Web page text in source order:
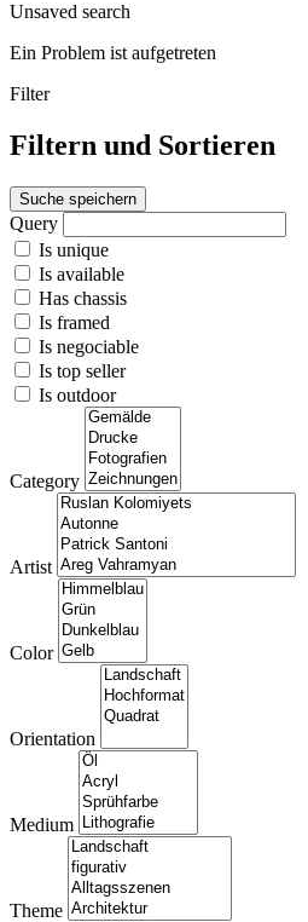
Unsaved search
Ein Problem ist aufgetreten
Filter
Filtern und Sortieren
Suche speichern
Query
Is unique
Is available
Has chassis
Is framed
Is negociable
Is top seller
Is outdoor
Category
Artist
Color
Orientation
Medium
Theme